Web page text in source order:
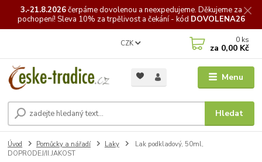
3.-21.8.2026čerpámedovolenou a neexpedujeme. Děkujeme za
pochopení! Sleva 10% za trpělivost a čekání - kód DOVOLENA26
Menu
CZK
Hledat
0 ks
za 0,00 Kč
Úvod Pomůcky a nářadí Laky
Lak podkladový, 50ml,
DOPRODEJ/II.JAKOST